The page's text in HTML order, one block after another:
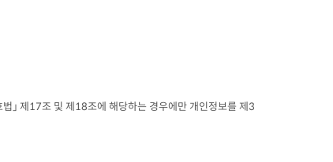
」 제17조 및 제18조에 해당하는 경우에만 개인정보를 제3